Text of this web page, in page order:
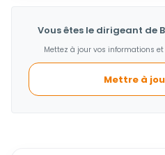
Vous êtes le dirigeant de
Mettez à jour vos informations
Mettre à